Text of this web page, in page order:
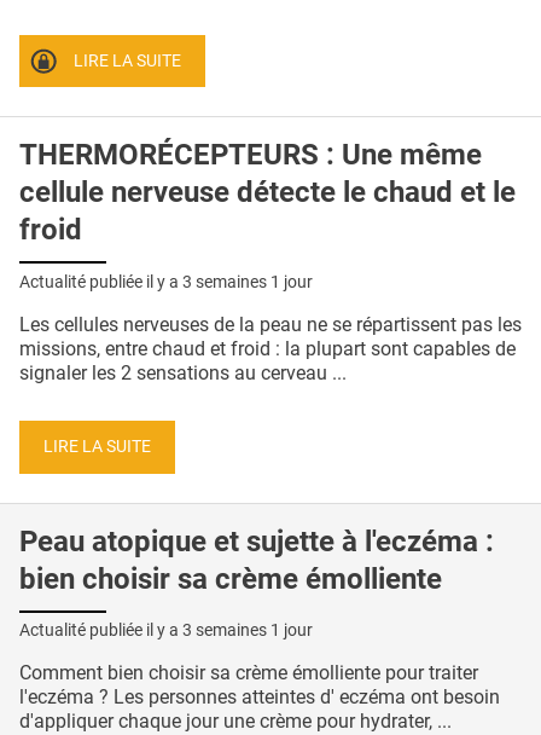
CONDITIONS GÉNÉRALES
CRÉDITS
LIRE LA SUITE
THERMORÉCEPTEURS : Une même
cellule nerveuse détecte le chaud et le
froid
Actualité publiée il y a 3 semaines 1 jour
Les cellules nerveuses de la peau ne se répartissent pas les
missions, entre chaud et froid : la plupart sont capables de
signaler les 2 sensations au cerveau ...
LIRE LA SUITE
Peau atopique et sujette à l'eczéma :
bien choisir sa crème émolliente
Actualité publiée il y a 3 semaines 1 jour
Comment bien choisir sa crème émolliente pour traiter
l'eczéma ? Les personnes atteintes d' eczéma ont besoin
d'appliquer chaque jour une crème pour hydrater, ...